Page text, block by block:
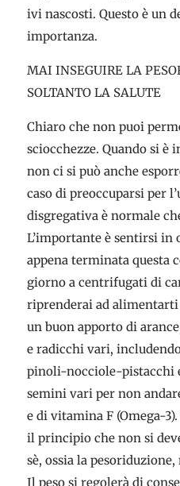
ivi nascosti. Questo è un
importanza.
MAI INSEGUIRE LA
SOLTANTO LA SALUTE
Chiaro che non puoi
sciocchezze. Quando si è
non ci si può anche
caso di preoccuparsi per
disgregativa è normale
L’importante è sentirsi
appena terminata questa
giorno a centrifugati di
riprenderai ad
un buon apporto di
e radicchi vari,
pinoli-nocciole-pistacchi
semini vari per non
e di vitamina F (Omega-
il principio che non si
sè, ossia la
Il peso si regolerà di